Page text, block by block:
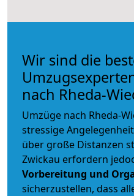
Wir sind die
nach Rheda-
Umzüge nach Rheda-
stressige
über große Distanzen
Zwickau erfordern
Vorbereitung und
sicherzustellen, dass